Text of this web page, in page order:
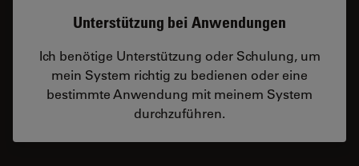
Unterstützung bei Anwendungen
Ich benötige Unterstützung oder Schulung, um
mein System richtig zu bedienen oder eine
bestimmte Anwendung mit meinem System
durchzuführen.